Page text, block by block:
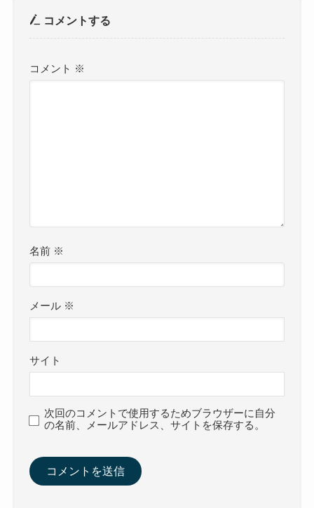
コメントする
コメント ※
名前 ※
メール ※
サイト
次回のコメントで使用するためブラウザーに自分
の名前、メールアドレス、サイトを保存する。